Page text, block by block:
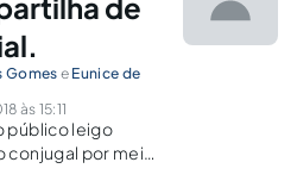
Gomes e Eunice de
às 15:11
público leigo
conjugal por meio